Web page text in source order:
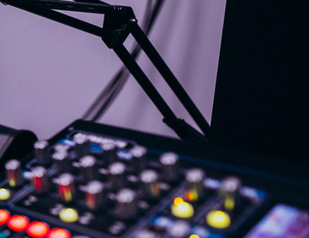
KONTAKT DOKUMENTI